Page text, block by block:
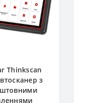
Thinkscan
з